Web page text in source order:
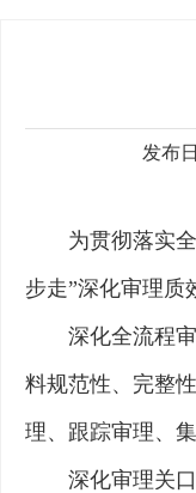
发布
为贯彻落实
步走”深化审理质
深化全流程
料规范性、完整
理、跟踪审理、
深化审理关